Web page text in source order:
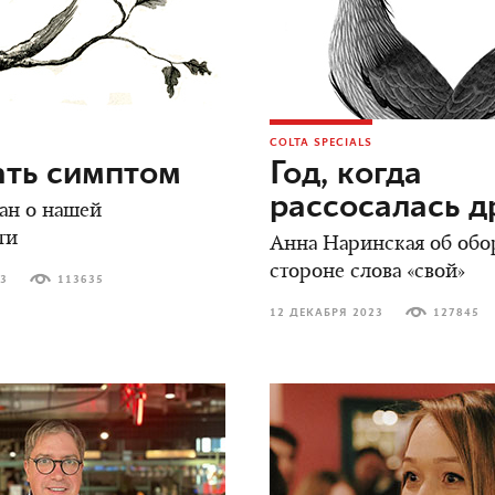
симптом
о нашей
113635
COLTA SPECIALS
Год, когда
рассосалась
Анна Наринская об
стороне слова «свой»
12 ДЕКАБРЯ 2023 127845